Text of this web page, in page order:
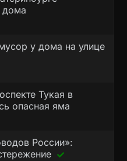
дома
у дома на улице
Тукая в
опасная яма
России»: